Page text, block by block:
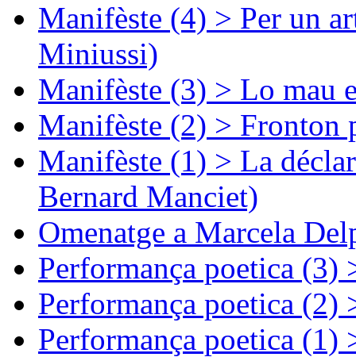
Manifèste (4) > Per un
Miniussi)
Manifèste (3) > Lo mau
Manifèste (2) > Fronton
Manifèste (1) > La
Bernard Manciet)
Omenatge a Marcela
Performança poetica (3)
Performança poetica (2)
Performança poetica (1)